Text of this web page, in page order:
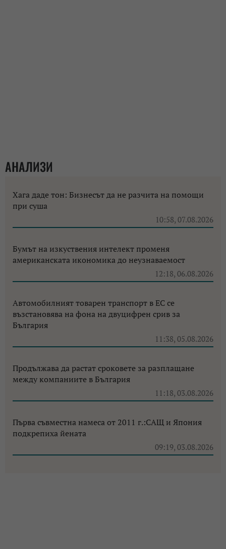
АНАЛИЗИ
Хага даде тон: Бизнесът да не разчита на помощи
при суша
10:58, 07.08.2026
Бумът на изкуствения интелект променя
американската икономика до неузнаваемост
12:18, 06.08.2026
Автомобилният товарен транспорт в ЕС се
възстановява на фона на двуцифрен срив за
България
11:38, 05.08.2026
Продължава да растат сроковете за разплащане
между компаниите в България
11:18, 03.08.2026
Първа съвместна намеса от 2011 г.:САЩ и Япония
подкрепиха йената
09:19, 03.08.2026